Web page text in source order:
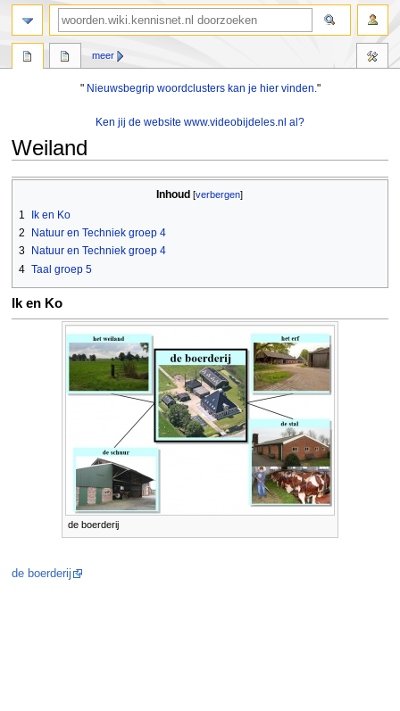
" Nieuwsbegrip woordclusters kan je hier vinden."
Ken jij de website www.videobijdeles.nl al?
Weiland
Naar
springen
Naar
springen
Inhoud
1
Ik en Ko
2
Natuur en Techniek groep 4
3
Natuur en Techniek groep 4
4 Taal groep 5
Ik en Ko
de boerderij
de boerderij
meer
zoeken